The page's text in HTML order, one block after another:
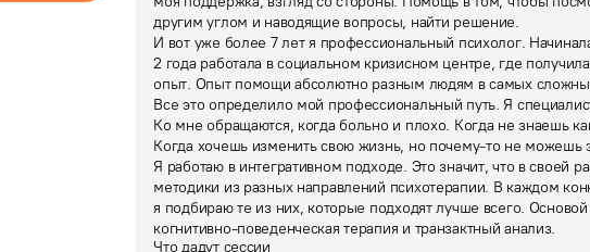
другим углом и наводящие вопросы, найти решение.
И вот уже более 7 лет я профессиональный психолог.
2 года работала в социальном кризисном центре, где
опыт. Опыт помощи абсолютно разным людям в самых
Все это определило мой профессиональный путь. Я
Ко мне обращаются, когда больно и плохо. Когда не знаешь
Когда хочешь изменить свою жизнь, но почему-то не можешь
Я работаю в интегративном подходе. Это значит, что в своей
методики из разных направлений психотерапии. В каждом
я подбираю те из них, которые подходят лучше всего.
когнитивно-поведенческая терапия и транзактный анализ.
Что дадут сессии